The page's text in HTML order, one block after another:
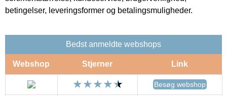
betingelser, leveringsformer og betalingsmuligheder.
Bedst anmeldte webshops
Webshop Stjerner Link
Besøg webshop